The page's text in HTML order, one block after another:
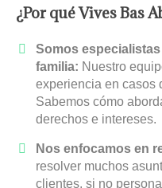
¿Por qué Vives Bas
Somos
familia: Nuestro
experiencia en casos
Sabemos cómo
derechos e intereses.
Nos enfocamos en
resolver muchos
clientes, si no